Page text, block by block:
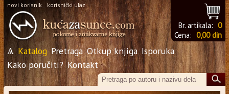
novi korisnik korisnički ulaz
Br. artikala: 0
Cena: 0,00 din
Ѧ Katalog Pretraga Otkup knjiga Isporuka
Kako poručiti? Kontakt